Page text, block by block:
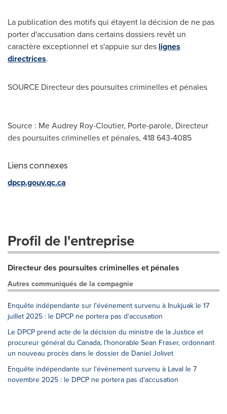
La publication des motifs qui étayent la décision de ne pas
porter d'accusation dans certains dossiers revêt un
caractère exceptionnel et s'appuie sur des lignes
directrices.
SOURCE Directeur des poursuites criminelles et pénales
Source : Me Audrey Roy-Cloutier, Porte-parole, Directeur
des poursuites criminelles et pénales, 418 643-4085
Liens connexes
dpcp.gouv.qc.ca
Profil de l'entreprise
Directeur des poursuites criminelles et pénales
Autres communiqués de la compagnie
Enquête indépendante sur l'événement survenu à Inukjuak le 17
juillet 2025 : le DPCP ne portera pas d'accusation
Le DPCP prend acte de la décision du ministre de la Justice et
procureur général du Canada, l'honorable Sean Fraser, ordonnant
un nouveau procès dans le dossier de Daniel Jolivet
Enquête indépendante sur l'événement survenu à Laval le 7
novembre 2025 : le DPCP ne portera pas d'accusation